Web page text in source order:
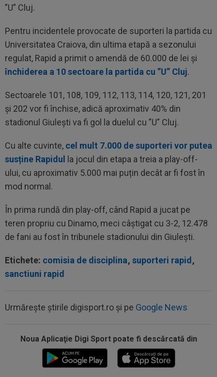
”U” Cluj.
Pentru incidentele provocate de suporteri la partida cu
Universitatea Craiova, din ultima etapă a sezonului
regulat, Rapid a primit o amendă de 60.000 de lei și
închiderea a 10 sectoare la partida cu ”U” Cluj.
Sectoarele 101, 108, 109, 112, 113, 114, 120, 121, 201
și 202 vor fi închise, adică aproximativ 40% din
stadionul Giulești va fi gol la duelul cu ”U” Cluj.
Cu alte cuvinte, cel mult 7.000 de suporteri vor putea
susține Rapidul la jocul din etapa a treia a play-off-
ului, cu aproximativ 5.000 mai puțin decât ar fi fost în
mod normal.
În prima rundă din play-off, când Rapid a jucat pe
teren propriu cu Dinamo, meci câștigat cu 3-2, 12.478
de fani au fost în tribunele stadionului din Giulești.
Etichete: comisia de disciplina, suporteri rapid,
sanctiuni rapid
Urmărește știrile digisport.ro și pe Google News
Noua Aplicaţie Digi Sport poate fi descărcată din
După 1.085 de zile! Adrian Mazilu a dat primul
gol pentru Dinamo și nu s-a...